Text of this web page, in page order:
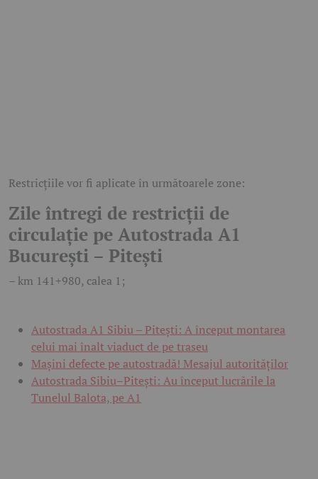
Restricțiile vor fi aplicate în următoarele zone:
Zile întregi de restricții de
circulație pe Autostrada A1
București – Pitești
– km 141+980, calea 1;
Autostrada A1 Sibiu – Pitești: A început montarea
celui mai înalt viaduct de pe traseu
Mașini defecte pe autostradă! Mesajul autorităților
Autostrada Sibiu–Pitești: Au început lucrările la
Tunelul Balota, pe A1